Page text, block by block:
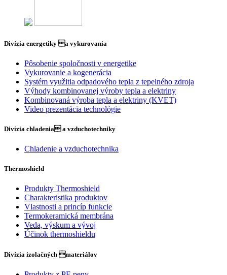
Divízia energetiky a vykurovania
Pôsobenie spoločnosti v energetike
Vykurovanie a kogenerácia
Systém využitia odpadového tepla z tepelného zdroja
Výhody kombinovanej výroby tepla a elektriny
Kombinovaná výroba tepla a elektriny (KVET)
Video prezentácia technológie
Divízia chladenia a vzduchotechniky
Chladenie a vzduchotechnika
Thermoshield
Produkty Thermoshield
Charakteristika produktov
Vlastnosti a princíp funkcie
Termokeramická membrána
Veda, výskum a vývoj
Účinok thermoshieldu
Divízia izolačných materiálov